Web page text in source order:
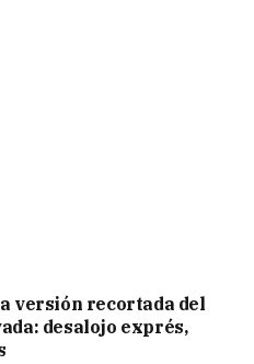
versión recortada del
desalojo exprés,